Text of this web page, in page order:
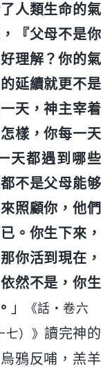
人類生命的氣
『父母不是你
理解？你的氣
延續就更不是
天，神主宰着
樣，你每一天
天都遇到哪些
不是父母能够
照顧你，他們
。你生下來，
你活到現在，
然不是，你生
」
《話・卷六
七）》讀完神的
鴉反哺，羔羊